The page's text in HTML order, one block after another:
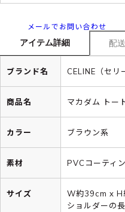
メールでお問い合わせ
アイテム詳細 配
ブランド名 CELINE（セリ
商品名 マカダム トー
カラー ブラウン系
素材 PVCコーティ
サイズ
W約39cm x
ショルダーの